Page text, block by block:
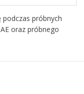
próbnych
oraz próbnego